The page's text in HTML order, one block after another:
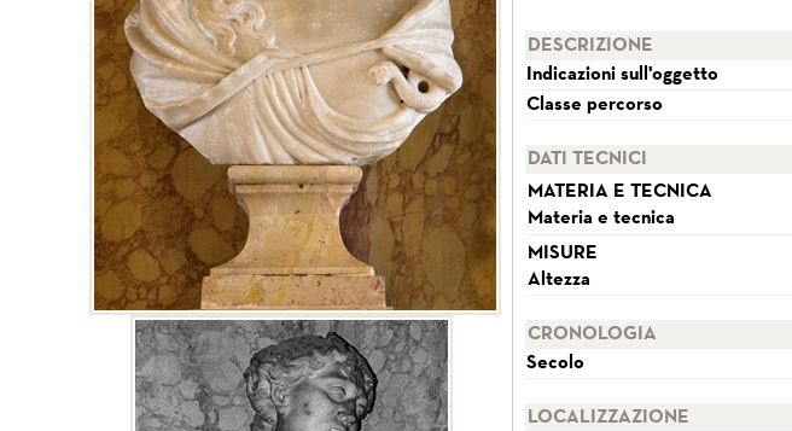
DESCRIZIONE
Indicazioni sull'oggetto
Classe percorso
DATI TECNICI
MATERIA E TECNICA
Materia e tecnica
MISURE
Altezza
CRONOLOGIA
Secolo
LOCALIZZAZIONE